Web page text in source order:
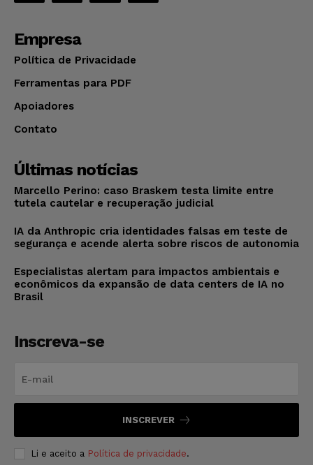
Empresa
Política de Privacidade
Ferramentas para PDF
Apoiadores
Contato
Últimas notícias
Marcello Perino: caso Braskem testa limite entre
tutela cautelar e recuperação judicial
IA da Anthropic cria identidades falsas em teste de
segurança e acende alerta sobre riscos de autonomia
Especialistas alertam para impactos ambientais e
econômicos da expansão de data centers de IA no
Brasil
Inscreva-se
INSCREVER
Li e aceito a Política de privacidade.